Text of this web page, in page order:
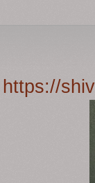
https://